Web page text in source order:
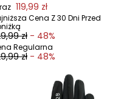
119,99 zł
Cena Z 30 Dni Przed
zł - 48%
Regularna
zł - 48%